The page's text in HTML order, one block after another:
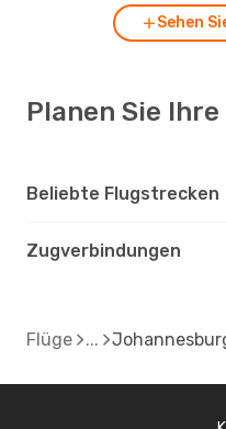
Sehen
Planen Sie Ihre
Beliebte Flugstrecken
Zugverbindungen
Flüge